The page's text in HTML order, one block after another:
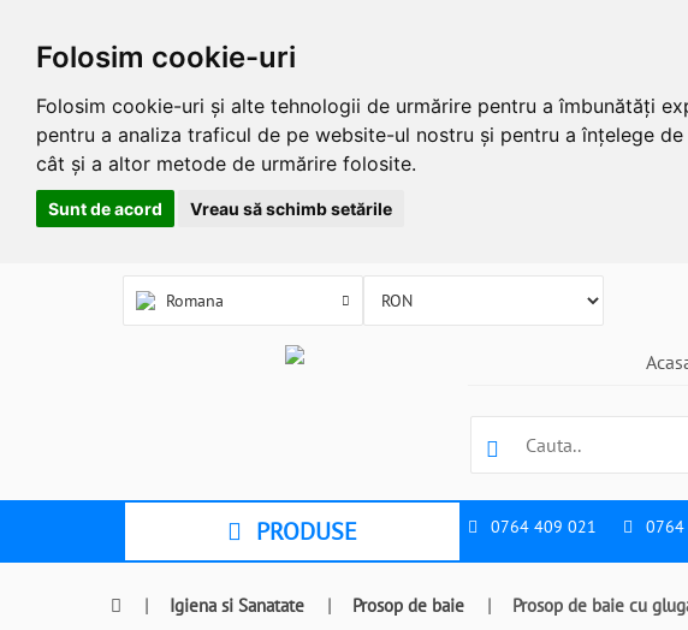
Folosim cookie-uri
Folosim cookie-uri și alte tehnologii de urmărire pentru a îmbunătăți
pentru a analiza traficul de pe website-ul nostru și pentru a înțelege
cât și a altor metode de urmărire folosite.
Sunt de acord Vreau să schimb setările
Romana
PRODUSE 0764 409 021
| Igiena si Sanatate | Prosop de baie | Prosop de baie cu